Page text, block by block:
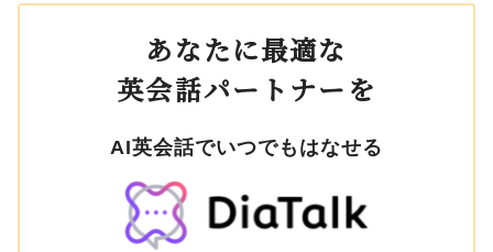
あなたに最適な
英会話パートナーを
AI英会話でいつでもはなせる